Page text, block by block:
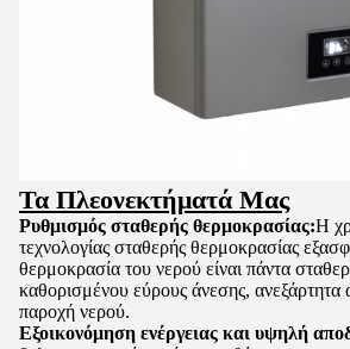
Τα Πλεονεκτήματά Μας
Ρυθμισμός σταθερής θερμοκρασίας:Η
τεχνολογίας σταθερής θερμοκρασίας
θερμοκρασία του νερού είναι πάντα
καθορισμένου εύρους άνεσης, ανεξάρτητα
παροχή νερού.
Εξοικονόμηση ενέργειας και υψηλή